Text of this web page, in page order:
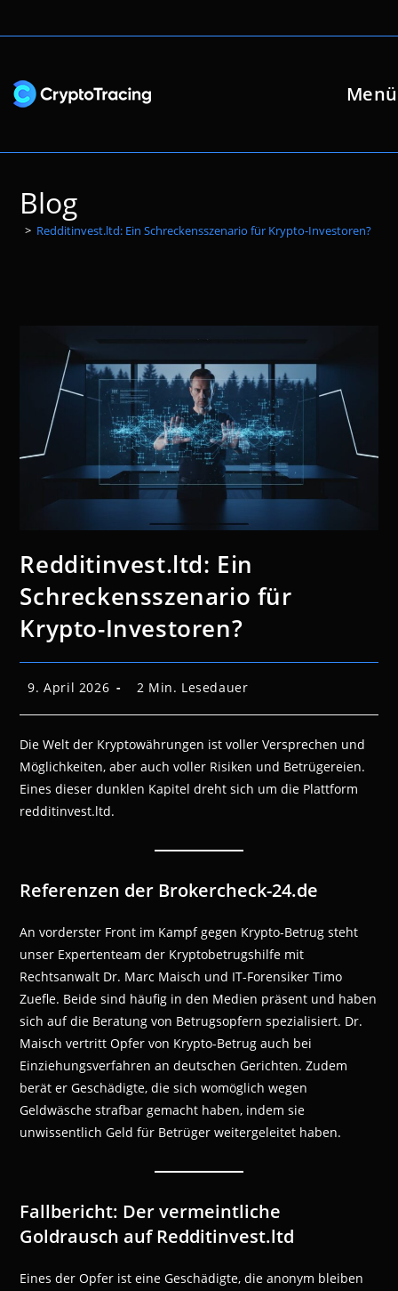
Inhalt
Menü
Blog
> Redditinvest.ltd: Ein Schreckensszenario für Krypto-Investoren?
Redditinvest.ltd: Ein
Schreckensszenario für
Krypto-Investoren?
Beitrag
9. April 2026 Lesedauer:
2 Min. Lesedauer
Die Welt der Kryptowährungen ist voller Versprechen und
Möglichkeiten, aber auch voller Risiken und Betrügereien.
Eines dieser dunklen Kapitel dreht sich um die Plattform
redditinvest.ltd.
Referenzen der Brokercheck-24.de
An vorderster Front im Kampf gegen Krypto-Betrug steht
unser Expertenteam der Kryptobetrugshilfe mit
Rechtsanwalt Dr. Marc Maisch und IT-Forensiker Timo
Zuefle. Beide sind häufig in den Medien präsent und haben
sich auf die Beratung von Betrugsopfern spezialisiert. Dr.
Maisch vertritt Opfer von Krypto-Betrug auch bei
Einziehungsverfahren an deutschen Gerichten. Zudem
berät er Geschädigte, die sich womöglich wegen
Geldwäsche strafbar gemacht haben, indem sie
unwissentlich Geld für Betrüger weitergeleitet haben.
Fallbericht: Der vermeintliche
Goldrausch auf Redditinvest.ltd
Eines der Opfer ist eine Geschädigte, die anonym bleiben